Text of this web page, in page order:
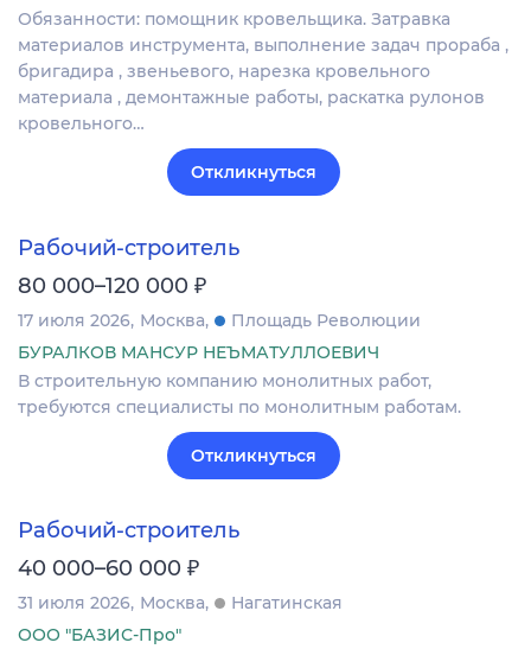
Обязанности: помощник кровельщика. Затравка
материалов инструмента, выполнение задач прораба ,
бригадира , звеньевого, нарезка кровельного
материала , демонтажные работы, раскатка рулонов
кровельного…
Откликнуться
Рабочий-строитель
80 000–120 000 ₽
17 июля 2026 Москва
Площадь Революции
БУРАЛКОВ МАНСУР НЕЪМАТУЛЛОЕВИЧ
В строительную компанию монолитных работ,
требуются специалисты по монолитным работам.
Откликнуться
Рабочий-строитель
40 000–60 000 ₽
31 июля 2026 Москва
Нагатинская
ООО "БАЗИС-Про"